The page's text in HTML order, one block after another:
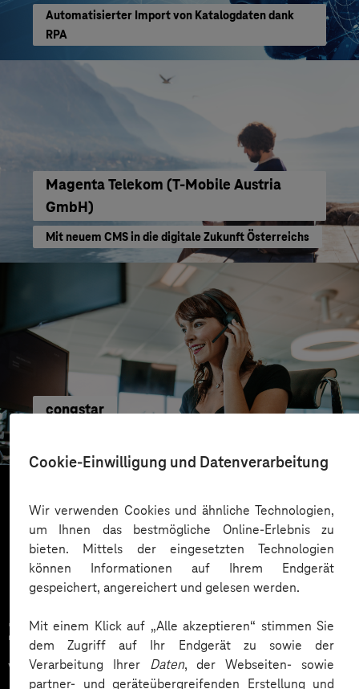
Cookie-Einwilligung und Datenverarbeitung
Wir verwenden Cookies und ähnliche Technologien,
um Ihnen das bestmögliche Online-Erlebnis zu
bieten. Mittels der eingesetzten Technologien
können Informationen auf Ihrem Endgerät
gespeichert, angereichert und gelesen werden.
Mit einem Klick auf „Alle akzeptieren“ stimmen Sie
dem Zugriff auf Ihr Endgerät zu sowie der
Verarbeitung Ihrer Daten, der Webseiten- sowie
partner- und geräteübergreifenden Erstellung und
Automatisierter Import von Katalogdaten dank
RPA
Magenta Telekom (T-Mobile Austria
GmbH)
Mit neuem CMS in die digitale Zukunft Österreichs
congstar
Mehr laden
Zahlreiche Unternehmen
vertrauen auf unsere